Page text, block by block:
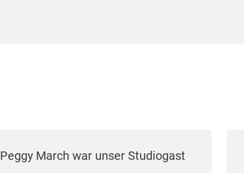
Peggy March war unser Studiogast